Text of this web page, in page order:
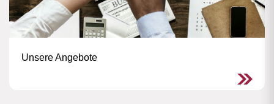
Unsere Angebote